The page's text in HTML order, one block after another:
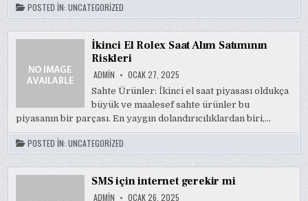
POSTED IN:UNCATEGORIZED
İkinci El Rolex Saat Alım Satımının
Riskleri
ADMIN OCAK 27, 2025
Sahte Ürünler: İkinci el saat piyasası oldukça
büyük ve maalesef sahte ürünler bu
piyasanın bir parçası. En yaygın dolandırıcılıklardan biri,…
POSTED IN:UNCATEGORIZED
SMS için internet gerekir mi
ADMIN OCAK 26, 2025